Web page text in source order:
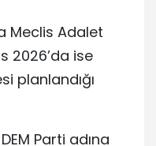
Meclis Adalet
2026’da ise
planlandığı
Parti adına